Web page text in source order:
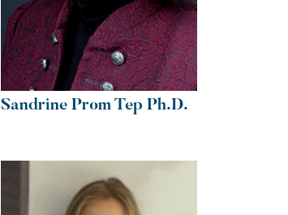
Sandrine Prom Tep Ph.D.